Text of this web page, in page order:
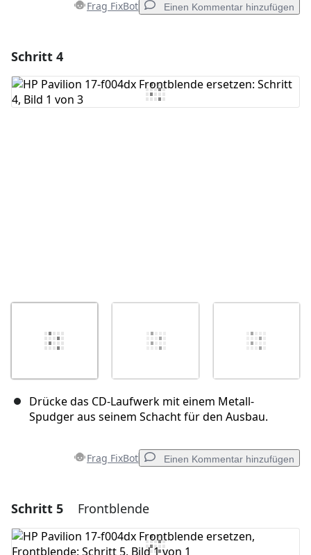
Frag FixBot Einen Kommentar hinzufügen
Kommentar hinzufügen
Schritt 4
Drücke das CD-Laufwerk mit einem Metall-
Spudger aus seinem Schacht für den Ausbau.
Frag FixBot Einen Kommentar hinzufügen
Einen Kommentar hinzufügen
Kommentar hinzufügen
Schritt 5 Frontblende